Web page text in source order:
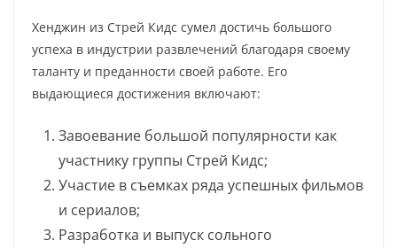
Хенджин из Стрей Кидс сумел достичь большого
успеха в индустрии развлечений благодаря своему
таланту и преданности своей работе. Его
выдающиеся достижения включают:
Завоевание большой популярности как
участнику группы Стрей Кидс;
Участие в съемках ряда успешных фильмов
и сериалов;
Разработка и выпуск сольного